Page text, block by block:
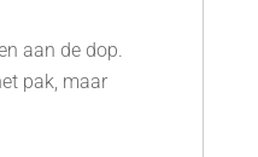
aan de dop.
pak, maar